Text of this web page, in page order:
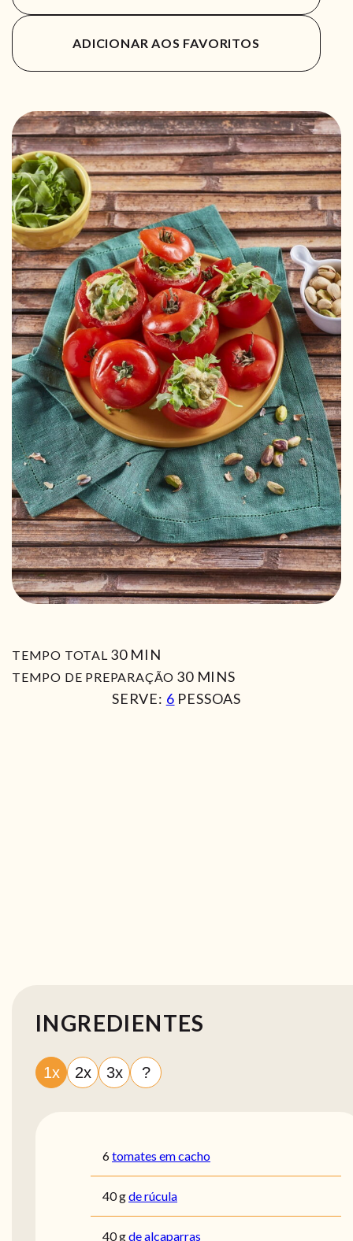
ADICIONAR AOS FAVORITOS
TEMPO TOTAL 30MIN
MIN
TEMPO DE PREPARAÇÃO 30MIN
MINS
SERVE: 6 PESSOAS
INGREDIENTES
1x 2x 3x ?
6tomates em cacho
40gde rúcula
40gde alcaparras